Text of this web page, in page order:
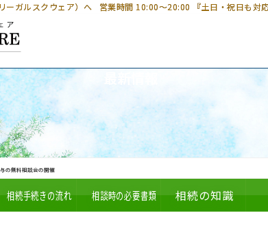
ーガルスクウェア）へ営業時間 10:00～20:00 『土日・祝日も対応
の無料相談会の開催
相続手続きの流れ 相談時の必要書類 相続の知識